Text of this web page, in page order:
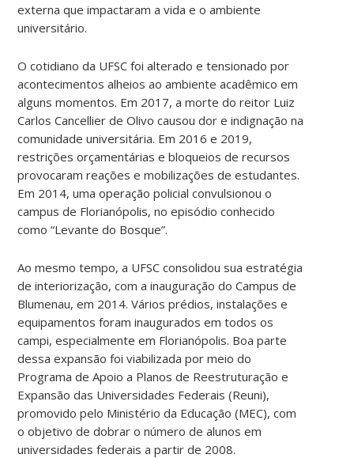
externa que impactaram a vida e o ambiente
universitário.
O cotidiano da UFSC foi alterado e tensionado por
acontecimentos alheios ao ambiente acadêmico em
alguns momentos. Em 2017, a morte do reitor Luiz
Carlos Cancellier de Olivo causou dor e indignação na
comunidade universitária. Em 2016 e 2019,
restrições orçamentárias e bloqueios de recursos
provocaram reações e mobilizações de estudantes.
Em 2014, uma operação policial convulsionou o
campus de Florianópolis, no episódio conhecido
como “Levante do Bosque”.
Ao mesmo tempo, a UFSC consolidou sua estratégia
de interiorização, com a inauguração do Campus de
Blumenau, em 2014. Vários prédios, instalações e
equipamentos foram inaugurados em todos os
campi, especialmente em Florianópolis. Boa parte
dessa expansão foi viabilizada por meio do
Programa de Apoio a Planos de Reestruturação e
Expansão das Universidades Federais (Reuni),
promovido pelo Ministério da Educação (MEC), com
o objetivo de dobrar o número de alunos em
universidades federais a partir de 2008.